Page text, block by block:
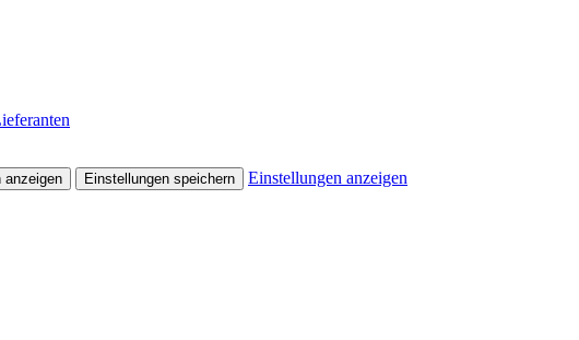
anzeigen Einstellungen speichern Einstellungen anzeigen